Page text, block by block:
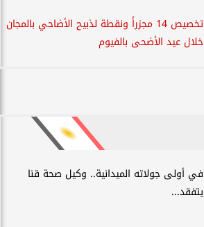
تخصيص 14 مجزراً ونقطة لذبيح الأضاحي بالمجان
خلال عيد الأضحى بالفيوم
في أولى جولاته الميدانية.. وكيل صحة قنا
يتفقد...